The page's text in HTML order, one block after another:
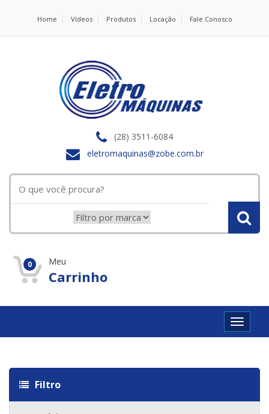
Home Vídeos Produtos Locação Fale Conosco
(28) 3511-6084
eletromaquinas@zobe.com.br
0 Meu
Carrinho
Toggle
Filtro